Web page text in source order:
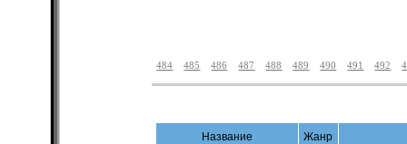
484 485 486 487 488 489 490 491 492
Название Жанр